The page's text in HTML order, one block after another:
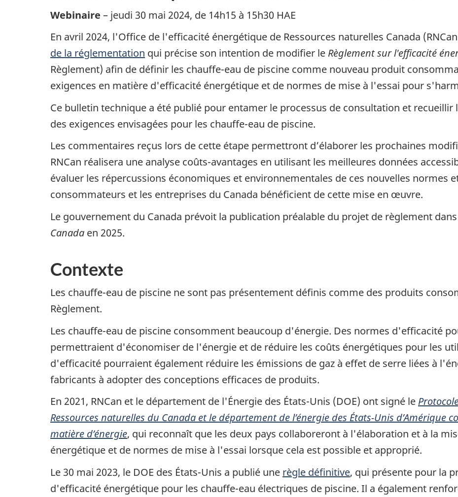
Webinaire – jeudi 30 mai 2024, de 14h15 à 15h30 HAE
En avril 2024, l'Office de l'efficacité énergétique de Ressources naturelles Canada
de la réglementation qui précise son intention de modifier le Règlement sur l'efficacité
Règlement) afin de définir les chauffe-eau de piscine comme nouveau produit
exigences en matière d'efficacité énergétique et de normes de mise à l'essai pour
Ce bulletin technique a été publié pour entamer le processus de consultation et recueillir
des exigences envisagées pour les chauffe-eau de piscine.
Les commentaires reçus lors de cette étape permettront d’élaborer les prochaines
RNCan réalisera une analyse coûts-avantages en utilisant les meilleures données
évaluer les répercussions économiques et environnementales de ces nouvelles normes
consommateurs et les entreprises du Canada bénéficient de cette mise en œuvre.
Le gouvernement du Canada prévoit la publication préalable du projet de règlement
Canada en 2025.
Contexte
Les chauffe-eau de piscine ne sont pas présentement définis comme des produits
Règlement.
Les chauffe-eau de piscine consomment beaucoup d'énergie. Des normes d'efficacité
permettraient d'économiser de l'énergie et de réduire les coûts énergétiques pour les
d'efficacité pourraient également réduire les émissions de gaz à effet de serre liées à
fabricants à adopter des conceptions efficaces de produits.
En 2021, RNCan et le département de l'Énergie des États-Unis (DOE) ont signé le
Ressources naturelles du Canada et le département de l’énergie des États-Unis d’Amérique
matière d’énergie, qui reconnaît que les deux pays collaboreront à l'élaboration et à la
énergétique et de normes de mise à l'essai lorsque cela est possible et approprié.
Le 30 mai 2023, le DOE des États-Unis a publié une règle définitive, qui présente pour la
d'efficacité énergétique pour les chauffe-eau électriques de piscine. Il a également